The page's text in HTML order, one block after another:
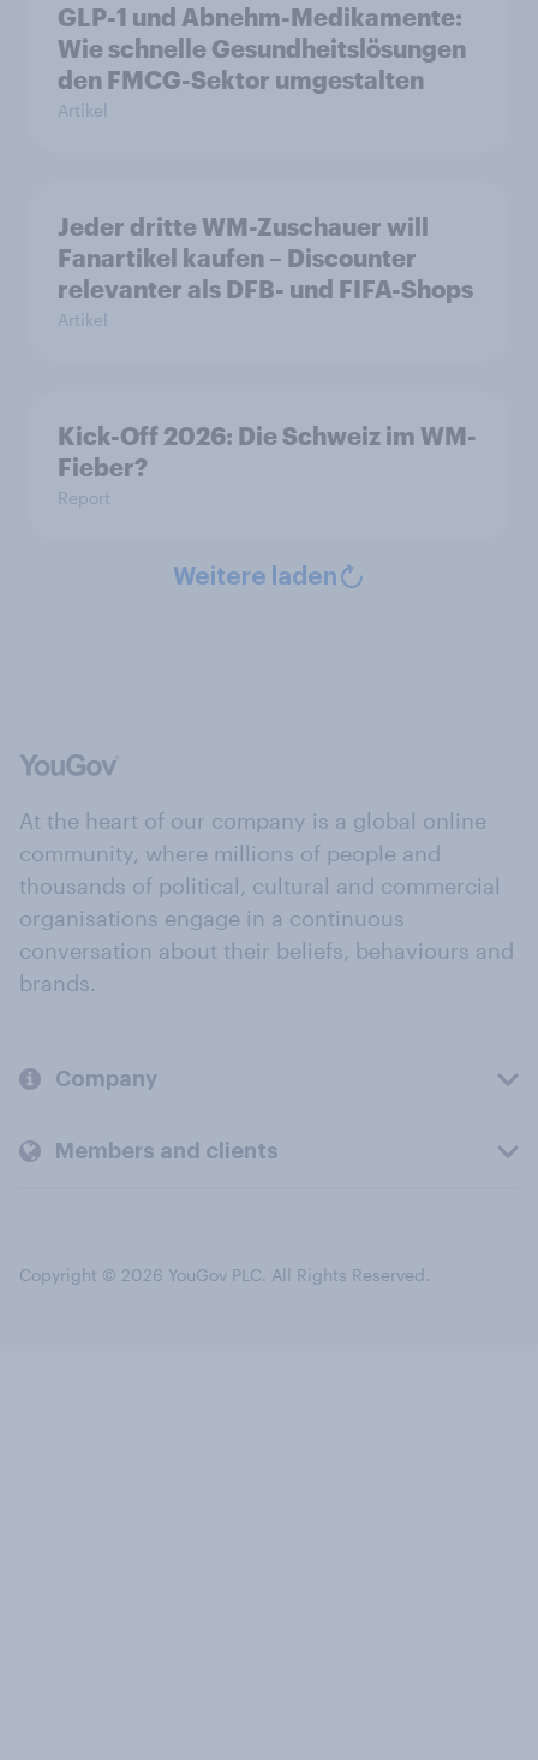
GLP-1 und Abnehm-Medikamente:
Wie schnelle Gesundheitslösungen
den FMCG-Sektor umgestalten
Artikel
Jeder dritte WM-Zuschauer will
Fanartikel kaufen – Discounter
relevanter als DFB- und FIFA-Shops
Artikel
Kick-Off 2026: Die Schweiz im WM-
Fieber?​
Report
Weitere laden
At the heart of our company is a global online
community, where millions of people and
thousands of political, cultural and commercial
organisations engage in a continuous
conversation about their beliefs, behaviours and
brands.
Company
Members and clients
Copyright © 2026 YouGov PLC. All Rights Reserved.